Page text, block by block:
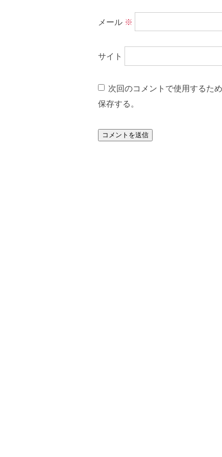
メール ※
サイト
次回のコメントで使用するた
保存する。